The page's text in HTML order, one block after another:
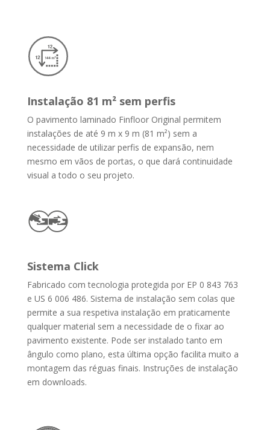
Instalação 81 m² sem perfis
O pavimento laminado Finfloor Original permitem
instalações de até 9 m x 9 m (81 m²) sem a
necessidade de utilizar perfis de expansão, nem
mesmo em vãos de portas, o que dará continuidade
visual a todo o seu projeto.
Sistema Click
Fabricado com tecnologia protegida por EP 0 843 763
e US 6 006 486. Sistema de instalação sem colas que
permite a sua respetiva instalação em praticamente
qualquer material sem a necessidade de o fixar ao
pavimento existente. Pode ser instalado tanto em
ângulo como plano, esta última opção facilita muito a
montagem das réguas finais. Instruções de instalação
em downloads.